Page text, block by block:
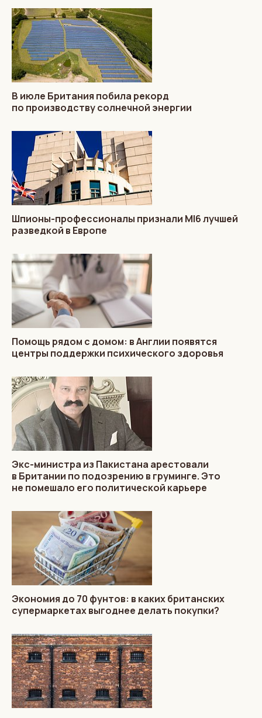
В июле Британия побила рекорд
по производству солнечной энергии
Шпионы-профессионалы признали MI6 лучшей
разведкой в Европе
Помощь рядом с домом: в Англии появятся
центры поддержки психического здоровья
Экс-министра из Пакистана арестовали
в Британии по подозрению в груминге. Это
не помешало его политической карьере
Экономия до 70 фунтов: в каких британских
супермаркетах выгоднее делать покупки?